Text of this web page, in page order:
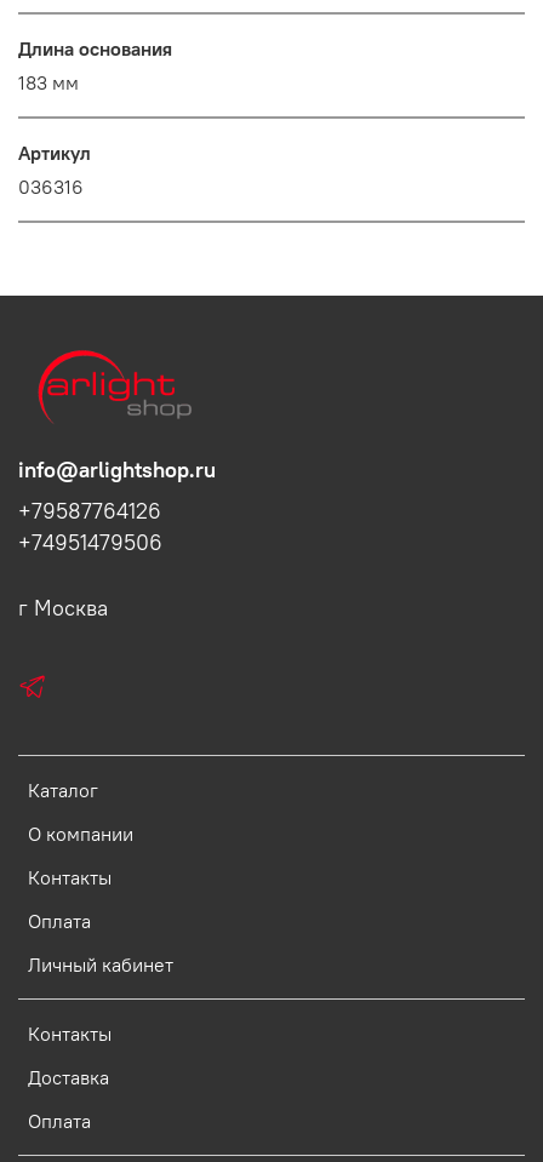
Длина основания
183 мм
Артикул
036316
Каталог
О компании
Контакты
Оплата
Личный кабинет
Контакты
Доставка
Оплата
info@arlightshop.ru
+79587764126
+74951479506
г Москва